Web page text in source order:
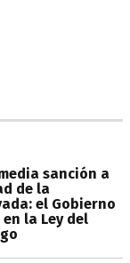
sanción a
de la
el Gobierno
la Ley del